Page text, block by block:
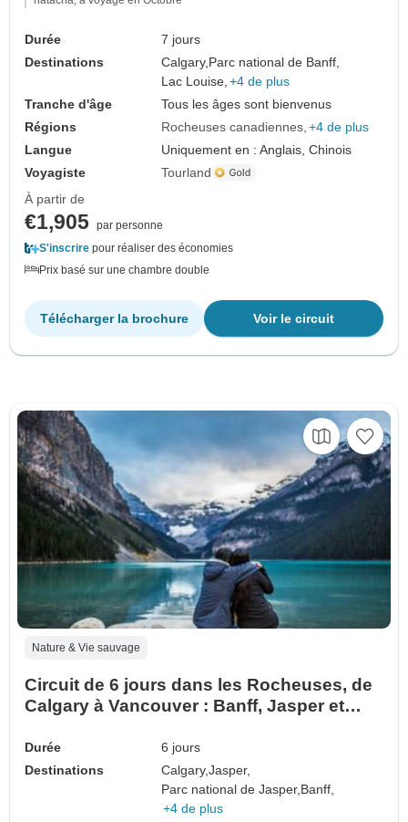
Durée
7 jours
Destinations
Calgary, Parc national de Banff,
Lac Louise, +4 de plus
Tranche d'âge
Tous les âges sont bienvenus
Régions
Rocheuses canadiennes +4 de plus
Langue
Uniquement en : Anglais, Chinois
Voyagiste
Tourland
À partir de
€1,905 par personne
S'inscrire pour réaliser des économies
Prix basé sur une chambre double
Voir le circuit
Télécharger la brochure
Nature & Vie sauvage
Circuit de 6 jours dans les Rocheuses, de
Calgary à Vancouver : Banff, Jasper et
Durée
6 jours
Destinations
Calgary,Jasper,
Parc national de Jasper, Banff,
+4 de plus